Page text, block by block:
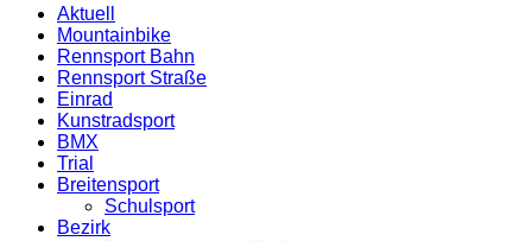
Aktuell
Mountainbike
Rennsport Bahn
Rennsport Straße
Einrad
Kunstradsport
BMX
Trial
Breitensport
Schulsport
Bezirk